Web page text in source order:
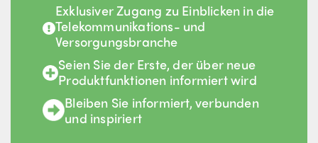
Exklusiver Zugang zu Einblicken in die
Telekommunikations- und
Versorgungsbranche
Seien Sie der Erste, der über neue
Produktfunktionen informiert wird
Bleiben Sie informiert, verbunden
und inspiriert